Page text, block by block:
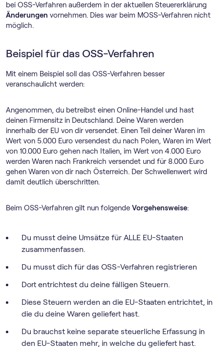
bei OSS-Verfahren außerdem in der aktuellen Steuererklärung
Änderungen vornehmen. Dies war beim MOSS-Verfahren nicht
möglich.
Beispiel für das OSS-Verfahren
Mit einem Beispiel soll das OSS-Verfahren besser
veranschaulicht werden:
Angenommen, du betreibst einen Online-Handel und hast
deinen Firmensitz in Deutschland. Deine Waren werden
innerhalb der EU von dir versendet. Einen Teil deiner Waren im
Wert von 5.000 Euro versendest du nach Polen, Waren im Wert
von 10.000 Euro gehen nach Italien, im Wert von 4.000 Euro
werden Waren nach Frankreich versendet und für 8.000 Euro
gehen Waren von dir nach Österreich. Der Schwellenwert wird
damit deutlich überschritten.
Beim OSS-Verfahren gilt nun folgende Vorgehensweise:
Du musst deine Umsätze für ALLE EU-Staaten
zusammenfassen.
Du musst dich für das OSS-Verfahren registrieren
Dort entrichtest du deine fälligen Steuern.
Diese Steuern werden an die EU-Staaten entrichtet, in
die du deine Waren geliefert hast.
Du brauchst keine separate steuerliche Erfassung in
den EU-Staaten mehr, in welche du geliefert hast.